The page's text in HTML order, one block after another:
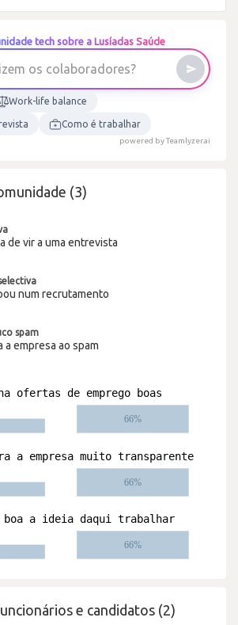
tech sobre a Lusíadas Saúde
izem os colaborad ores?
Work-life balance
Como é trabalhar
powered by Teamlyzer.ai
(3)
de vir a uma entrevista
num recrutamento
spam
a empresa ao spam
e candidatos (2)